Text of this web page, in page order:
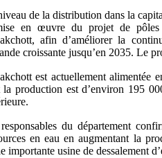
de la distribution dans la
en œuvre du projet de pôles
afin d’améliorer la
croissante jusqu’en 2035. Le
est actuellement alimentée
la production est d’environ 195
du département
en eau en augmentant la
importante usine de dessalement